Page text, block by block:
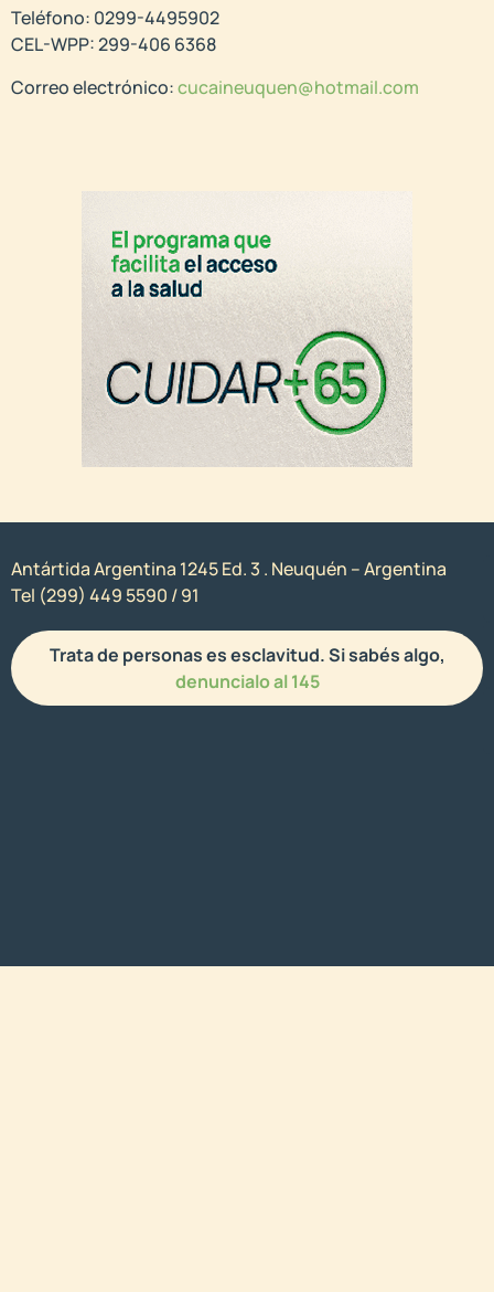
Teléfono: 0299-4495902
CEL-WPP: 299-406 6368
Correo electrónico:cucaineuquen@hotmail.com
Antártida Argentina 1245 Ed. 3 . Neuquén – Argentina
Tel (299) 449 5590 / 91
Trata de personas es esclavitud. Si sabés algo,
denuncialo al 145